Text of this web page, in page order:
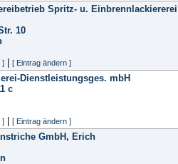
Spritz- u.
10
] [ Eintrag ändern ]
Dienstleistungsges. mbH
c
] [ Eintrag ändern ]
GmbH, Erich